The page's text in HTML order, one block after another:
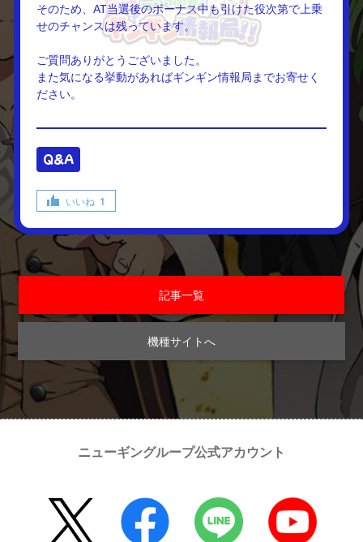
そのため、AT当選後のボーナス中も引けた役次第で上乗
せのチャンスは残っています。
ご質問ありがとうございました。
また気になる挙動があればギンギン情報局までお寄せく
ださい。
Q&A
いいね 1
記事一覧
機種サイトへ
ニューギングループ公式アカウント